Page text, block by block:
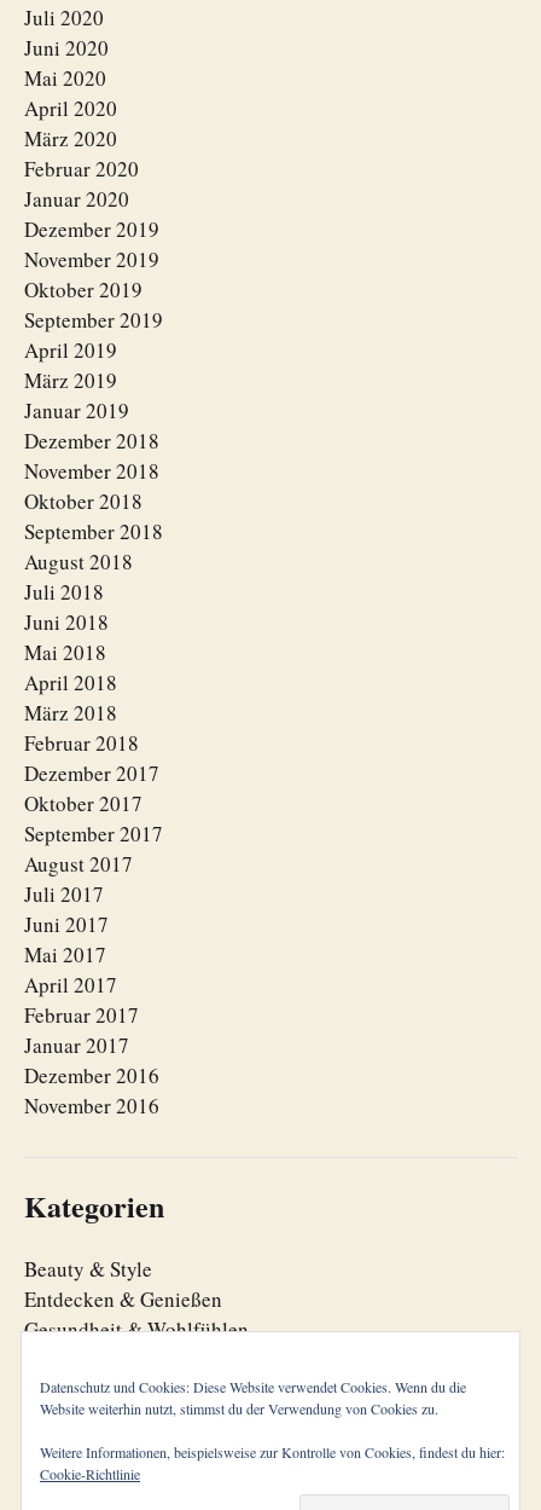
Juli 2020
Juni 2020
Mai 2020
April 2020
März 2020
Februar 2020
Januar 2020
Dezember 2019
November 2019
Oktober 2019
September 2019
April 2019
März 2019
Januar 2019
Dezember 2018
November 2018
Oktober 2018
September 2018
August 2018
Juli 2018
Juni 2018
Mai 2018
April 2018
März 2018
Februar 2018
Dezember 2017
Oktober 2017
September 2017
August 2017
Juli 2017
Juni 2017
Mai 2017
April 2017
Februar 2017
Januar 2017
Dezember 2016
November 2016
Kategorien
Beauty & Style
Entdecken & Genießen
Gesundheit & Wohlfühlen
Lebensorganisation
Zeitgeist
Datenschutz und Cookies: Diese Website verwendet Cookies. Wenn du die
Website weiterhin nutzt, stimmst du der Verwendung von Cookies zu.
Weitere Informationen, beispielsweise zur Kontrolle von Cookies, findest du hier:
Cookie-Richtlinie